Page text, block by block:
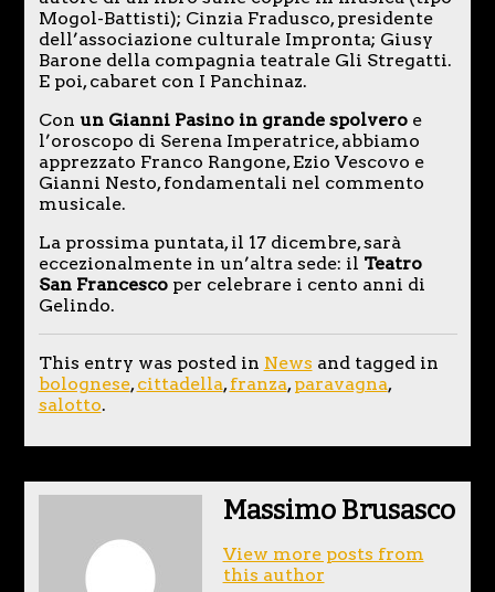
Mogol-Battisti); Cinzia Fradusco, presidente
dell’associazione culturale Impronta; Giusy
Barone della compagnia teatrale Gli Stregatti.
E poi, cabaret con I Panchinaz.
Con un Gianni Pasino in grande spolveroe
l’oroscopo di Serena Imperatrice, abbiamo
apprezzato Franco Rangone, Ezio Vescovo e
Gianni Nesto, fondamentali nel commento
musicale.
La prossima puntata, il 17 dicembre, sarà
eccezionalmente in un’altra sede: il Teatro
San Francescoper celebrare i cento anni di
Gelindo.
This entry was posted in News and tagged in
bolognese,cittadella,franza,paravagna,
salotto.
Massimo Brusasco
View more posts from
this author